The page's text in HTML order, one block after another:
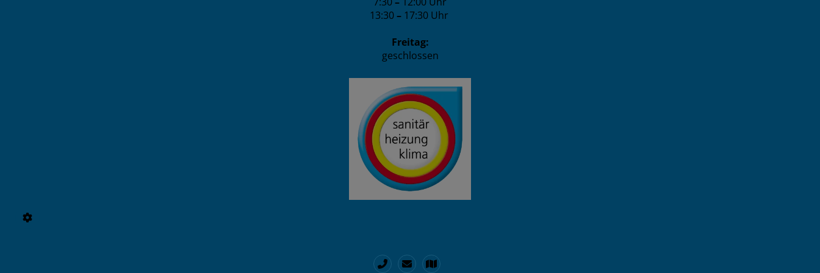
13:30– 17:30 Uhr
Freitag:
geschlossen